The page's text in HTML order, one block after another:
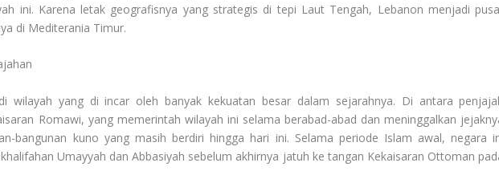
ini. Karena letak geografisnya yang strategis di tepi Laut Tengah, Lebanon menjadi
di Mediterania Timur.
wilayah yang di incar oleh banyak kekuatan besar dalam sejarahnya. Di antara
Romawi, yang memerintah wilayah ini selama berabad-abad dan meninggalkan
bangunan kuno yang masih berdiri hingga hari ini. Selama periode Islam awal, negara
Umayyah dan Abbasiyah sebelum akhirnya jatuh ke tangan Kekaisaran Ottoman